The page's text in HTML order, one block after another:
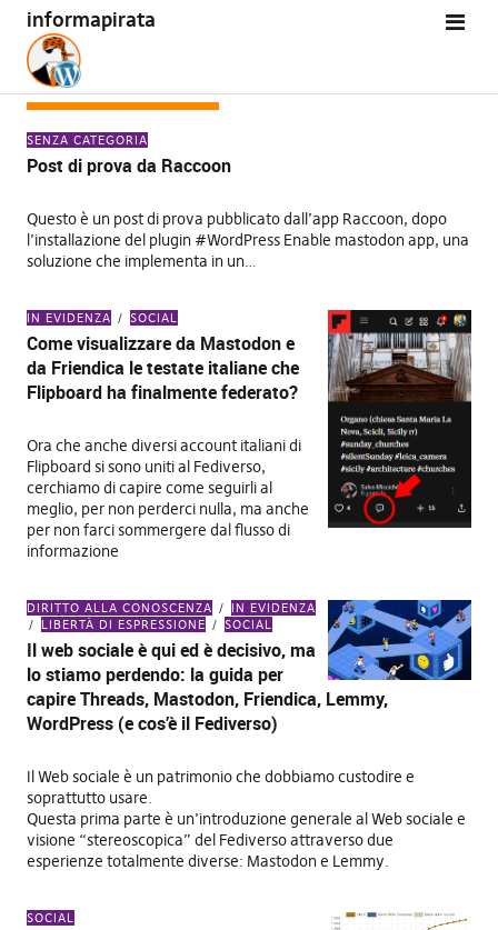
informapirata
TAG:ACTIVITYPUB
SENZA CATEGORIA
Post di prova da Raccoon
Questo è un post di prova pubblicato dall’app Raccoon, dopo
l’installazione del plugin #WordPress Enable mastodon app, una
soluzione che implementa in un…
IN EVIDENZA SOCIAL
Come visualizzare da Mastodon e
da Friendica le testate italiane che
Flipboard ha finalmente federato?
Ora che anche diversi account italiani di
Flipboard si sono uniti al Fediverso,
cerchiamo di capire come seguirli al
meglio, per non perderci nulla, ma anche
per non farci sommergere dal flusso di
informazione
DIRITTO ALLA CONOSCENZA
IN EVIDENZA
LIBERTÀ DI ESPRESSIONE
SOCIAL
Il web sociale è qui ed è decisivo, ma
lo stiamo perdendo: la guida per
capire Threads, Mastodon, Friendica, Lemmy,
WordPress (e cos’è il Fediverso)
Il Web sociale è un patrimonio che dobbiamo custodire e
soprattutto usare.
Questa prima parte è un’introduzione generale al Web sociale e
visione “stereoscopica” del Fediverso attraverso due
esperienze totalmente diverse: Mastodon e Lemmy.
SOCIAL